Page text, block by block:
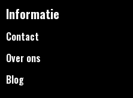
Informatie
Contact
Over ons
Blog